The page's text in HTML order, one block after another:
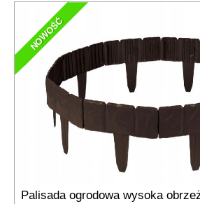
NOWOŚĆ
Palisada ogrodowa wysoka